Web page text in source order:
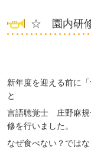
☆ 園内研
新年度を迎える前に
と
言語聴覚士 庄野麻規
修を行いました。
なぜ食べない？では